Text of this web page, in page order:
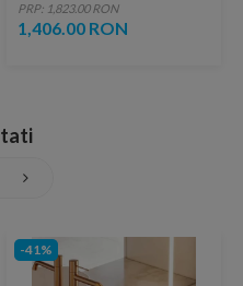
PRP: 1,823.00 RON
1,406.00 RON
-41%